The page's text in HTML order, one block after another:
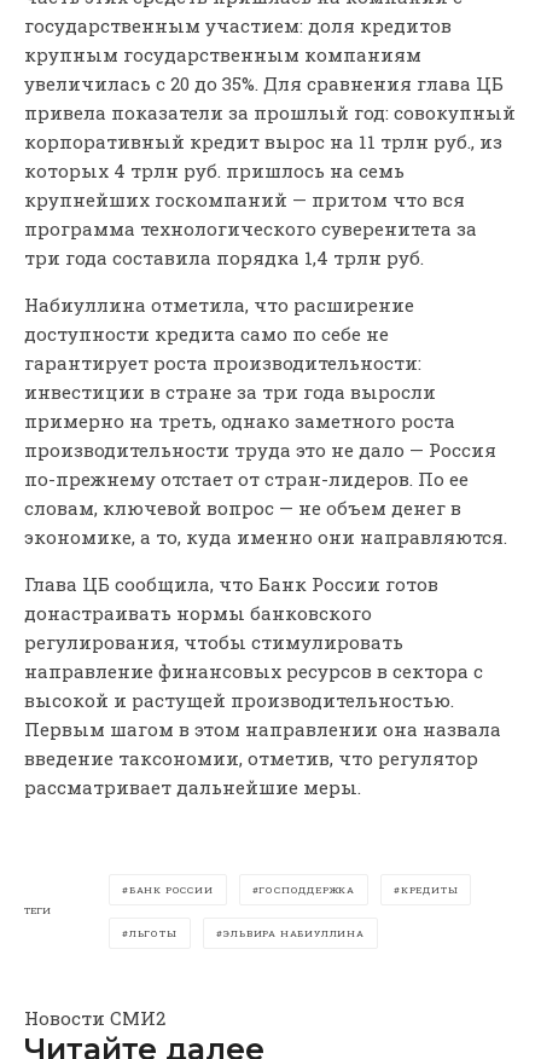
государственным участием: доля кредитов
крупным государственным компаниям
увеличилась с 20 до 35%. Для сравнения глава ЦБ
привела показатели за прошлый год: совокупный
корпоративный кредит вырос на 11 трлн руб., из
которых 4 трлн руб. пришлось на семь
крупнейших госкомпаний — притом что вся
программа технологического суверенитета за
три года составила порядка 1,4 трлн руб.
Набиуллина отметила, что расширение
доступности кредита само по себе не
гарантирует роста производительности:
инвестиции в стране за три года выросли
примерно на треть, однако заметного роста
производительности труда это не дало — Россия
по-прежнему отстает от стран-лидеров. По ее
словам, ключевой вопрос — не объем денег в
экономике, а то, куда именно они направляются.
Глава ЦБ сообщила, что Банк России готов
донастраивать нормы банковского
регулирования, чтобы стимулировать
направление финансовых ресурсов в сектора с
высокой и растущей производительностью.
Первым шагом в этом направлении она назвала
введение таксономии, отметив, что регулятор
рассматривает дальнейшие меры.
ТЕГИ
БАНК РОССИИ ГОСПОДДЕРЖКА КРЕДИТЫ
ЛЬГОТЫ ЭЛЬВИРА НАБИУЛЛИНА
Новости СМИ2
Читайте далее